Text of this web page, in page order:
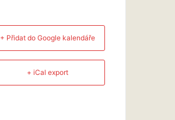
+ Přidat do Google kalendáře
+ iCal export